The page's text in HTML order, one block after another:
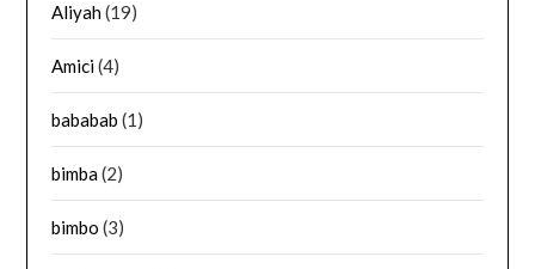
Aliyah(19)
Amici(4)
bababab (1)
bimba(2)
bimbo (3)